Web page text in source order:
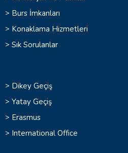
> Burs İmkanları
> Konaklama Hizmetleri
> Sık Sorulanlar
> Dikey Geçiş
> Yatay Geçiş
> Erasmus
> International Office